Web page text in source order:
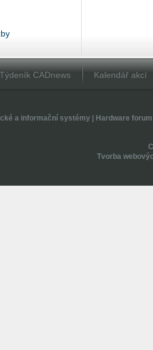
Týdeník CADnews Kalendář akcí
a informační systémy| Hardware forum
Tvorba